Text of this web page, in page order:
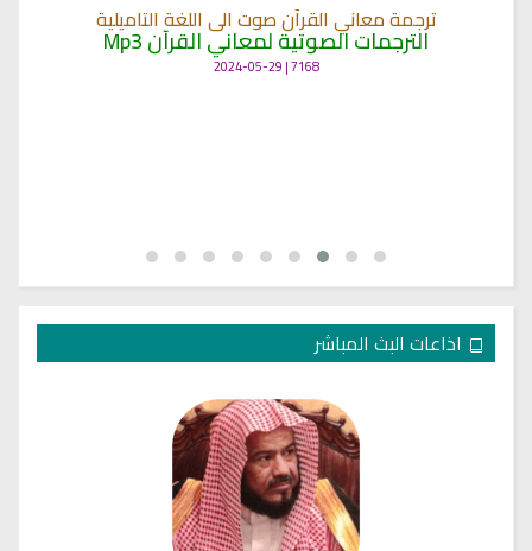
ترجمة معاني القرآن صوت الى اللغة التاميلية
الترجمات الصوتية لمعاني القرآن Mp3
7168 | 2024-05-29
اذاعات البث المباشر